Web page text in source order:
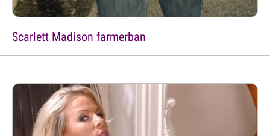
Scarlett Madison farmerban